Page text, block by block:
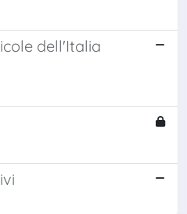
dell'Italia